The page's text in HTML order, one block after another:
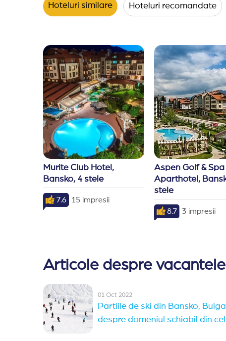
Hoteluri similare Hoteluri recomandate
Murite Club Hotel,
Bansko, 4 stele
7.6 15 impresii
Aspen Golf & Spa
Aparthotel,
stele
8.7 3 impresii
Articole despre
01 Oct 2022
Partiile de ski din Bansko,
despre domeniul schiabil din